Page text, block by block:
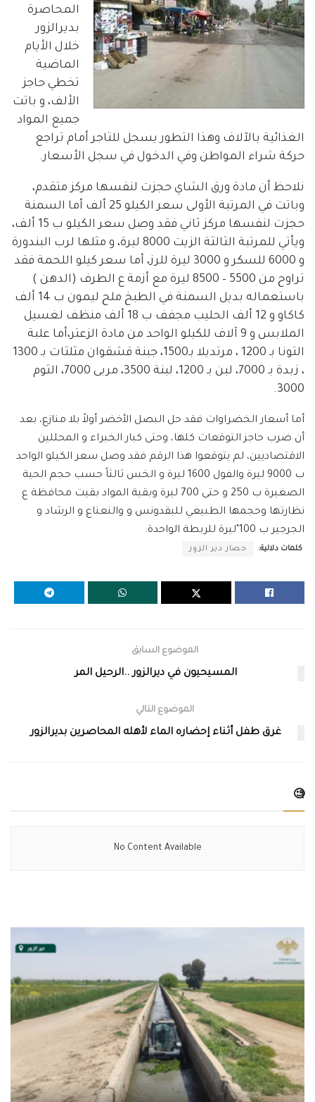
المحاصرة
بديرالزور
خلال الأيام
الماضية
تخطي حاجز
الألف، و باتت
جميع المواد
الغذائية بالآلاف وهذا التطور يسجل للتاجر أمام تراجع
حركة شراء المواطن وفي الدخول في سجل الأسعار.
نلاحظ أن مادة ورق الشاي حجزت لنفسها مركز متقدم،
وباتت في المرتبة الأولى سعر الكيلو 25 ألف أما السمنة
حجزت لنفسها مركز ثاني فقد وصل سعر الكيلو ب 15 ألف،
ويأتي للمرتبة الثالثة الز
يت 8000 ليرة، و مثلها لرب البندورة
و 6000 للسكر و 3000 ليرة للرز، أما سعر كيلو اللحمة فقد
تراوح من 5500 – 8500 ليرة مع أزمة ع الطرف (الدهن )
باستعماله بديل السمنة في الطبخ ملح ليمون ب 14 ألف
كاكاو و 12 ألف الحليب مجفف ب 18 ألف منظف لغسيل
الملابس و 9 آلاف للكيلو الواحد من مادة الزعتر،أما علبة
التونا بـ 1200 ، مرتديلا بـ1500، جبنة قشقوان مثلثات بـ 1300
، زبدة بـ 7000، لبن بـ 1200، لبنة 3500، مربى 7000، الثوم
3000.
أما أسعار الخضراوات فقد حل البصل الأخضر أولاً بلا منازع، بعد
أن ضرب حاجز التوقعات كلها، وحتى كبار الخبراء و المحللين
الاقتصاديين، لم يتوقعوا هذا الرقم فقد وصل سعر الكيلو الواحد
ب 9000 ليرة والفول 1600 ليرة و الخس ثالثاً حسب حجم الحية
الصغيرة ب 250 و حتى 700 ليرة وبقية المواد بقيت محافظة ع
نظارتها وحجمها الطبيعي للبقدونس و والنعناع و الرشاد و
الجرجير ب 100’ليرة للربطة الواحدة.
كلمات دلالية: حصار دير الزور
الموضوع السابق
المسيحيون في ديرالزور ..الرحيل المر
الموضوع التالي
غرق طفل أثناء إحضاره الماء لأهله المحاصرين بديرالزور
🧐
No Content Available